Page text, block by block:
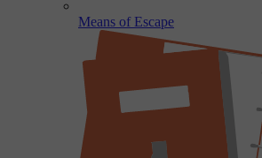
Means of Escape